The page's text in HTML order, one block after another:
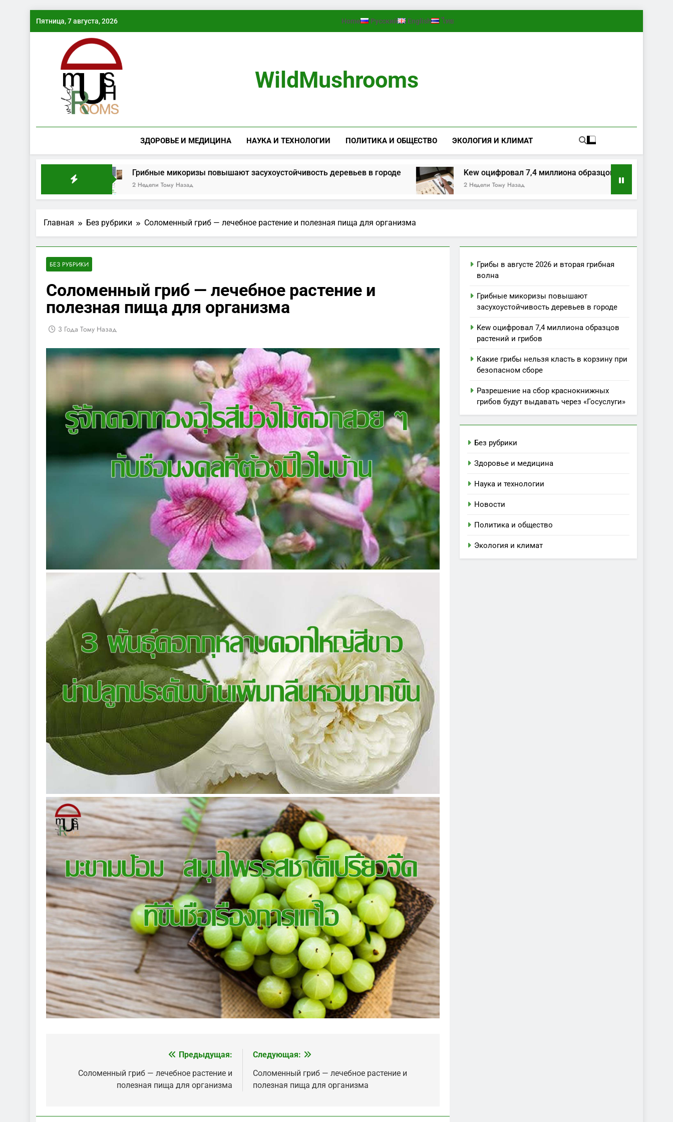
содержимому
Пятница, 7 августа, 2026 Home Русский English ไทย
WildMushrooms
ЗДОРОВЬЕ И МЕДИЦИНА НАУКА И ТЕХНОЛОГИИ ПОЛИТИКА И ОБЩЕСТВО ЭКОЛОГИЯ И КЛИМАТ
Грибные микоризы повышают засухоустойчивость деревьев в городе
2 Недели Тому Назад
Kew оцифровал 7,4 миллиона образцов растений и грибов
2 Недели Тому Назад
Главная Без рубрики Соломенный гриб — лечебное растение и полезная пища для организма
БЕЗ РУБРИКИ
Соломенный гриб — лечебное растение и
полезная пища для организма
3 Года Тому Назад
Предыдущая:
Соломенный гриб — лечебное растение и
полезная пища для организма
Следующая:
Соломенный гриб — лечебное растение и
полезная пища для организма
Грибы в августе 2026 и вторая грибная
волна
Грибные микоризы повышают
засухоустойчивость деревьев в городе
Kew оцифровал 7,4 миллиона образцов
растений и грибов
Какие грибы нельзя класть в корзину при
безопасном сборе
Разрешение на сбор краснокнижных
грибов будут выдавать через «Госуслуги»
Без рубрики
Здоровье и медицина
Наука и технологии
Новости
Политика и общество
Экология и климат